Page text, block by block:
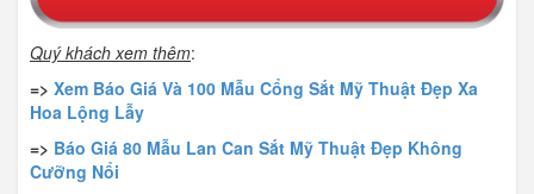
Quý khách xem thêm:
=> Xem Báo Giá Và 100 Mẫu Cổng Sắt Mỹ Thuật Đẹp Xa
Hoa Lộng Lẫy
=> Báo Giá 80 Mẫu Lan Can Sắt Mỹ Thuật Đẹp Không
Cưỡng Nổi